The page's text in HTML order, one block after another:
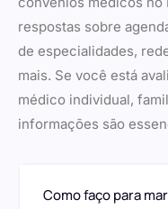
respostas sobre
de especialidades,
mais. Se você está
médico individual,
informações são
Como faço para